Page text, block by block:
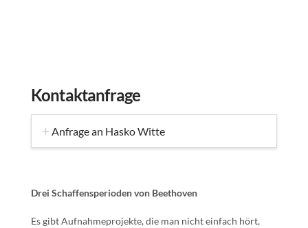
Kontaktanfrage
Anfrage an Hasko Witte
Drei Schaffensperioden von Beethoven
Es gibt Aufnahmeprojekte, die man nicht einfach hört,